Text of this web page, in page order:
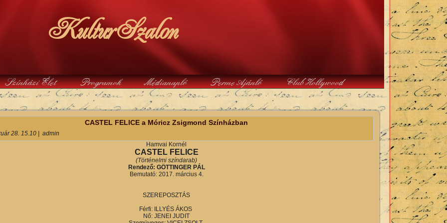
KulturSzalon
Színházi Élet Programok Médianapló Perme Ajánló Club Hollywood
CASTEL FELICE a Móricz Zsigmond Színházban
28. 15.10
admin
Hamvai Kornél
CASTEL FELICE
(Történelmi színdarab)
Rendező: GÖTTINGER PÁL
Bemutató: 2017. március 4.
SZEREPOSZTÁS
Férfi: ILLYÉS ÁKOS
Nő: JENEI JUDIT